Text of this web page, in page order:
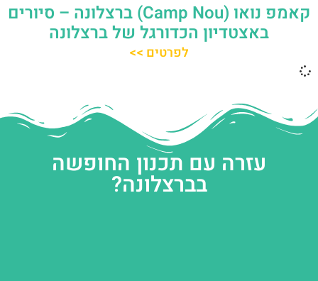
קאמפ נואו (Camp Nou) ברצלונה – סיורים
באצטדיון הכדורגל של ברצלונה
לפרטים >>
עזרה עם תכנון החופשה
בברצלונה?